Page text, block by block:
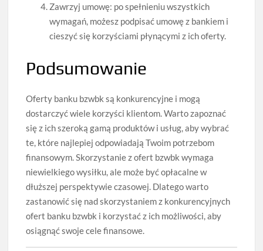
Zawrzyj umowę: po spełnieniu wszystkich
wymagań, możesz podpisać umowę z bankiem i
cieszyć się korzyściami płynącymi z ich oferty.
Podsumowanie
Oferty banku bzwbk są konkurencyjne i mogą
dostarczyć wiele korzyści klientom. Warto zapoznać
się z ich szeroką gamą produktów i usług, aby wybrać
te, które najlepiej odpowiadają Twoim potrzebom
finansowym. Skorzystanie z ofert bzwbk wymaga
niewielkiego wysiłku, ale może być opłacalne w
dłuższej perspektywie czasowej. Dlatego warto
zastanowić się nad skorzystaniem z konkurencyjnych
ofert banku bzwbk i korzystać z ich możliwości, aby
osiągnąć swoje cele finansowe.